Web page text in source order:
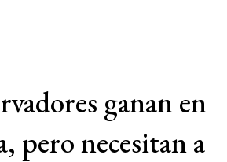
ganan en
pero necesitan a